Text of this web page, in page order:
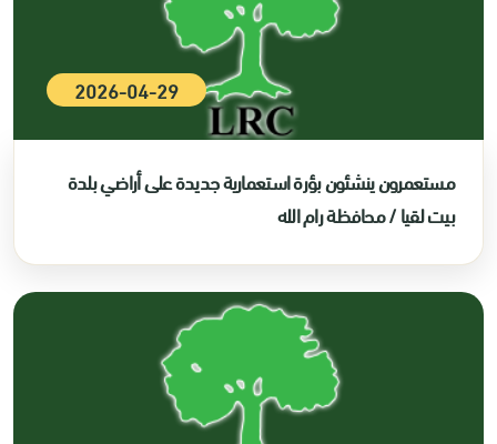
2026-04-29
مستعمرون ينشئون بؤرة استعمارية جديدة على أراضي بلدة
بيت لقيا / محافظة رام الله